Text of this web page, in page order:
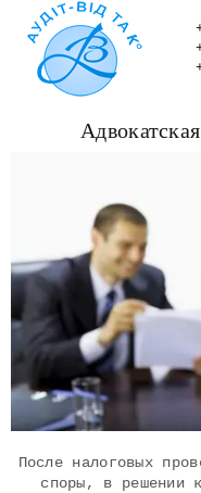
После налоговых
споры, в решении